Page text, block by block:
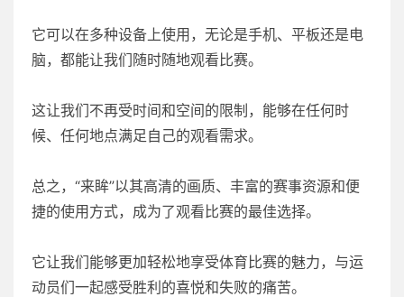
它可以在多种设备上使用，无论是手机、平板还是电
脑，都能让我们随时随地观看比赛。
这让我们不再受时间和空间的限制，能够在任何时
候、任何地点满足自己的观看需求。
总之，“来眸”以其高清的画质、丰富的赛事资源和便
捷的使用方式，成为了观看比赛的最佳选择。
它让我们能够更加轻松地享受体育比赛的魅力，与运
动员们一起感受胜利的喜悦和失败的痛苦。